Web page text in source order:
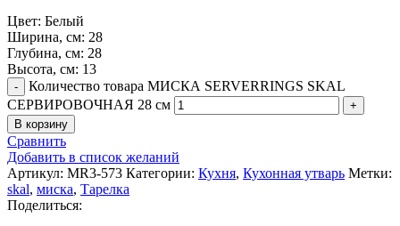
Цвет: Белый
Ширина, см: 28
Глубина, см: 28
Высота, см: 13
Количество товара МИСКА SERVERRINGS SKAL
СЕРВИРОВОЧНАЯ 28 см
В корзину
Сравнить
Добавить в список желаний
Артикул: MR3-573 Категории: Кухня, Кухонная утварь Метки:
skal, миска, Тарелка
Поделиться: